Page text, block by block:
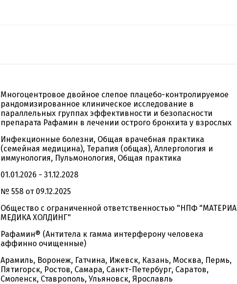
Многоцентровое двойное слепое плацебо-контролируемое
рандомизированное клиническое исследование в
параллельных группах эффективности и безопасности
препарата Рафамин в лечении острого бронхита у взрослых
Инфекционные болезни, Общая врачебная практика
(семейная медицина), Терапия (общая), Аллергология и
иммунология, Пульмонология, Общая практика
01.01.2026 - 31.12.2028
№ 558 от 09.12.2025
Общество с ограниченной ответственностью "НПФ "МАТЕРИА
МЕДИКА ХОЛДИНГ"
Рафамин® (Антитела к гамма интерферону человека
аффинно очищенные)
Арамиль, Воронеж, Гатчина, Ижевск, Казань, Москва, Пермь,
Пятигорск, Ростов, Самара, Санкт-Петербург, Саратов,
Смоленск, Ставрополь, Ульяновск, Ярославль